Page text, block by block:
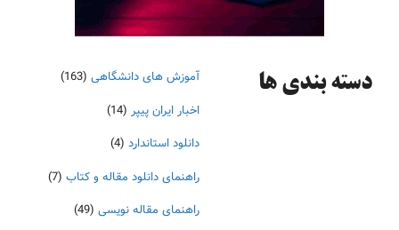
دسته‌ بندی ها آموزش های دانشگاهی (163)
اخبار ایران پیپر (14)
دانلود استاندارد (4)
راهنمای دانلود مقاله و کتاب (7)
راهنمای مقاله نویسی (49)